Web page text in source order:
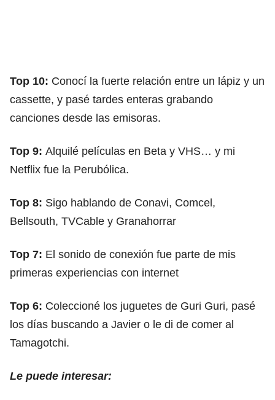
Top 10: Conocí la fuerte relación entre un lápiz y un
cassette, y pasé tardes enteras grabando
canciones desde las emisoras.
Top 9: Alquilé películas en Beta y VHS… y mi
Netflix fue la Perubólica.
Top 8: Sigo hablando de Conavi, Comcel,
Bellsouth, TVCable y Granahorrar
Top 7: El sonido de conexión fue parte de mis
primeras experiencias con internet
Top 6: Coleccioné los juguetes de Guri Guri, pasé
los días buscando a Javier o le di de comer al
Tamagotchi.
Le puede interesar: